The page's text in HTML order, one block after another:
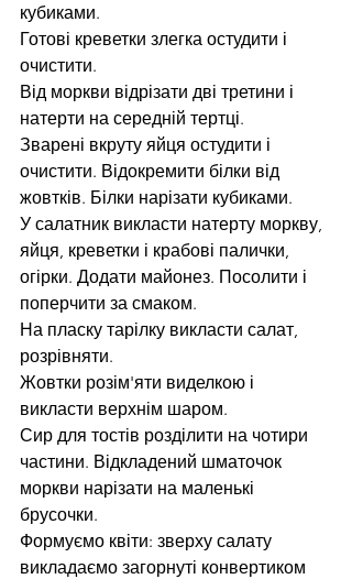
кубиками.
Готові креветки злегка остудити і
очистити.
Від моркви відрізати дві третини і
натерти на середній тертці.
Зварені вкруту яйця остудити і
очистити. Відокремити білки від
жовтків. Білки нарізати кубиками.
У салатник викласти натерту моркву,
яйця, креветки і крабові палички,
огірки. Додати майонез. Посолити і
поперчити за смаком.
На пласку тарілку викласти салат,
розрівняти.
Жовтки розім'яти виделкою і
викласти верхнім шаром.
Сир для тостів розділити на чотири
частини. Відкладений шматочок
моркви нарізати на маленькі
брусочки.
Формуємо квіти: зверху салату
викладаємо загорнуті конвертиком